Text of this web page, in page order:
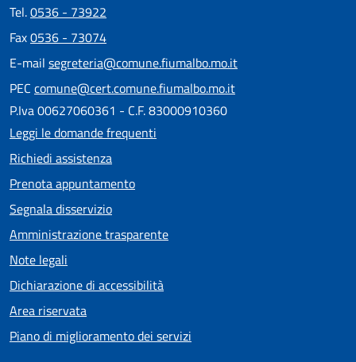
Tel.0536 - 73922
Fax0536 - 73074
E-mail segreteria@comune.fiumalbo.mo.it
PEC comune@cert.comune.fiumalbo.mo.it
P.Iva 00627060361 - C.F. 83000910360
Leggi le domande frequenti
Richiedi assistenza
Prenota appuntamento
Segnala disservizio
Amministrazione trasparente
Note legali
Dichiarazione di accessibilità
Area riservata
Piano di miglioramento dei servizi